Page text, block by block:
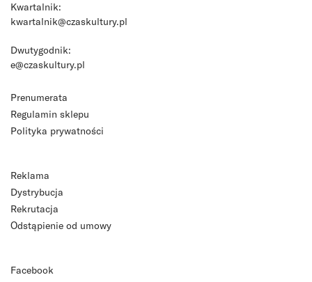
Kwartalnik:
kwartalnik@czaskultury.pl
Dwutygodnik:
e@czaskultury.pl
Prenumerata
Regulamin sklepu
Polityka prywatności
Reklama
Dystrybucja
Rekrutacja
Odstąpienie od umowy
Facebook